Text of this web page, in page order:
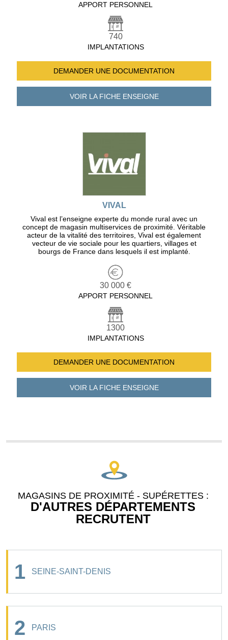
APPORT PERSONNEL
740
IMPLANTATIONS
DEMANDER UNE DOCUMENTATION
VOIR LA FICHEENSEIGNE
VIVAL
Vival est l’enseigne experte du monde rural avec un
concept de magasin multiservices de proximité. Véritable
acteur de la vitalité des territoires, Vival est également
vecteur de vie sociale pour les quartiers, villages et
bourgs de France dans lesquels il est implanté.
30 000 €
APPORT PERSONNEL
1300
IMPLANTATIONS
DEMANDER UNE DOCUMENTATION
VOIR LA FICHEENSEIGNE
MAGASINS DE PROXIMITÉ - SUPÉRETTES :
D'AUTRES DÉPARTEMENTS
RECRUTENT
1 SEINE-SAINT-DENIS
2 PARIS